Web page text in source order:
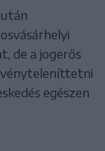
de a jogerős
egészen